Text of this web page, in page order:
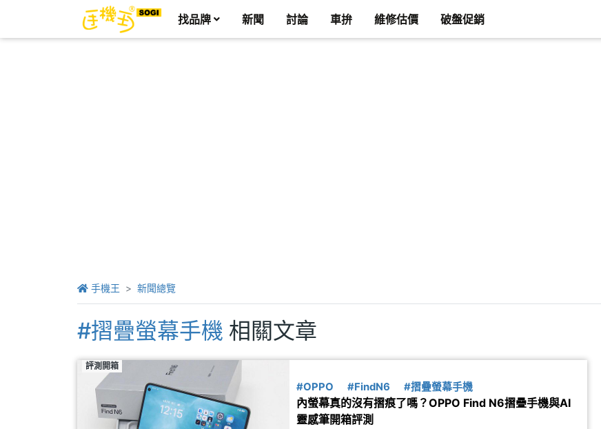
找品牌 新聞 討論 車拚 維修估價 破盤促銷
手機王 新聞總覽
#摺疊螢幕手機 相關文章
評測開箱
#OPPO #FindN6 #摺疊螢幕手機
內螢幕真的沒有摺痕了嗎？OPPO Find N6摺疊手機與AI
靈感筆開箱評測